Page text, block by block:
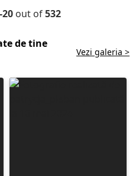
20out of532
de tine
Vezi galeria >